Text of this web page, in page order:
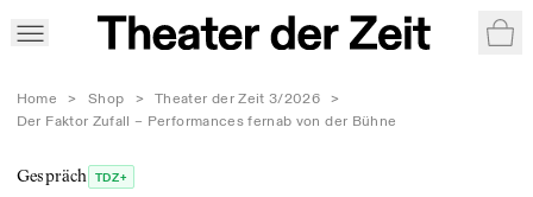
Home > Shop > Theater der Zeit 3/2026
>
Der Faktor Zufall – Performances fernab von der Bühne
Gespräch TDZ+